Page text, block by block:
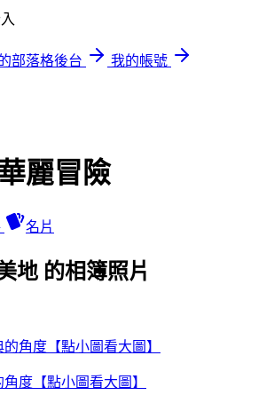
部落格後台
我的帳號
麗冒險
名片
地 的相簿照片
度【點小圖看大圖】